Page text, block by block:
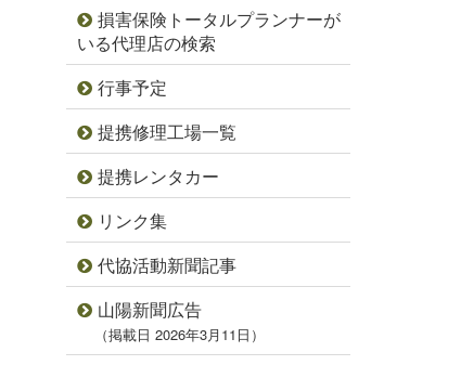
損害保険トータルプランナーが
いる代理店の検索
行事予定
提携修理工場一覧
提携レンタカー
リンク集
代協活動新聞記事
山陽新聞広告
（掲載日 2026年3月11日）